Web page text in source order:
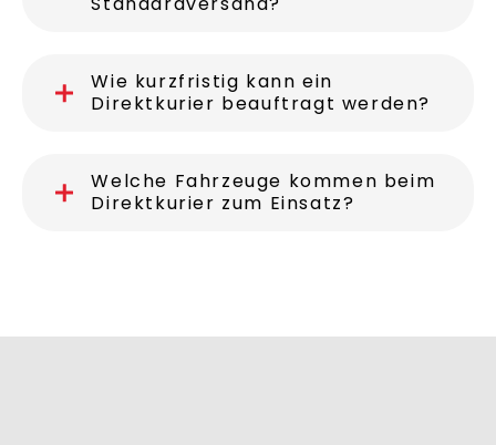
Wie kurzfristig kann ein
Direktkurier beauftragt werden?
Welche Fahrzeuge kommen beim
Direktkurier zum Einsatz?